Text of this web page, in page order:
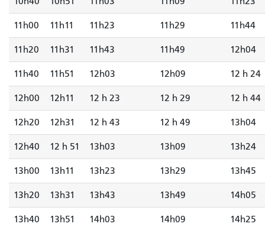
11h00 11h11 11h23 11h29 11h44
11h20 11h31 11h43 11h49 12h04
11h40 11h51 12h03 12h09 12 h 24
12h00 12h11 12 h 23 12 h 29 12 h 44
12h20 12h31 12 h 43 12 h 49 13h04
12h40 12 h 51 13h03 13h09 13h24
13h00 13h11 13h23 13h29 13h45
13h20 13h31 13h43 13h49 14h05
13h40 13h51 14h03 14h09 14h25